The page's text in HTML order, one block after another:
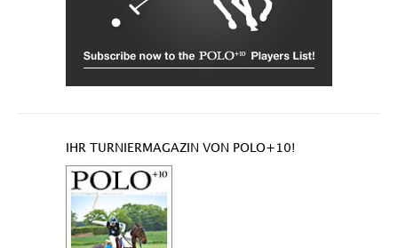
IHR TURNIERMAGAZIN VON POLO+10!